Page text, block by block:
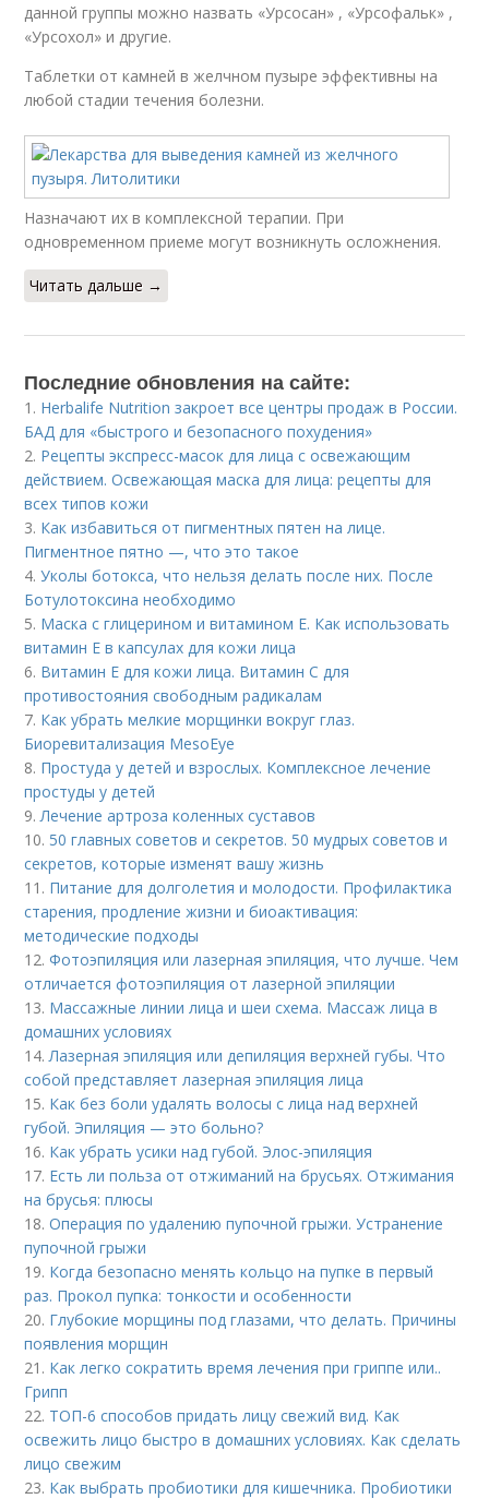
данной группы можно назвать «Урсосан» , «Урсофальк» ,
«Урсохол» и другие.
Таблетки от камней в желчном пузыре эффективны на
любой стадии течения болезни.
Назначают их в комплексной терапии. При
одновременном приеме могут возникнуть осложнения.
Читать дальше →
Последние обновления на сайте:
1. Herbalife Nutrition закроет все центры продаж в России.
БАД для «быстрого и безопасного похудения»
2. Рецепты экспресс-масок для лица с освежающим
действием. Освежающая маска для лица: рецепты для
всех типов кожи
3. Как избавиться от пигментных пятен на лице.
Пигментное пятно —, что это такое
4.Уколы ботокса, что нельзя делать после них. После
Ботулотоксина необходимо
5. Маска с глицерином и витамином Е. Как использовать
витамин E в капсулах для кожи лица
6. Витамин Е для кожи лица. Витамин С для
противостояния свободным радикалам
7. Как убрать мелкие морщинки вокруг глаз.
Биоревитализация MesoEye
8. Простуда у детей и взрослых. Комплексное лечение
простуды у детей
9. Лечение артроза коленных суставов
10. 50 главных советов и секретов. 50 мудрых советов и
секретов, которые изменят вашу жизнь
11. Питание для долголетия и молодости. Профилактика
старения, продление жизни и биоактивация:
методические подходы
12.Фотоэпиляция или лазерная эпиляция, что лучше. Чем
отличается фотоэпиляция от лазерной эпиляции
13. Массажные линии лица и шеи схема. Массаж лица в
домашних условиях
14. Лазерная эпиляция или депиляция верхней губы. Что
собой представляет лазерная эпиляция лица
15. Как без боли удалять волосы с лица над верхней
губой. Эпиляция — это больно?
16. Как убрать усики над губой. Элос-эпиляция
17. Есть ли польза от отжиманий на брусьях. Отжимания
на брусья: плюсы
18.Операция по удалению пупочной грыжи. Устранение
пупочной грыжи
19. Когда безопасно менять кольцо на пупке в первый
раз. Прокол пупка: тонкости и особенности
20. Глубокие морщины под глазами, что делать. Причины
появления морщин
21. Как легко сократить время лечения при гриппе или..
Грипп
22. ТОП-6 способов придать лицу свежий вид. Как
освежить лицо быстро в домашних условиях. Как сделать
лицо свежим
23. Как выбрать пробиотики для кишечника. Пробиотики